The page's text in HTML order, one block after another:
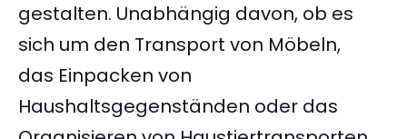
gestalten. Unabhängig davon, ob es
sich um den Transport von Möbeln,
das Einpacken von
Haushaltsgegenständen oder das